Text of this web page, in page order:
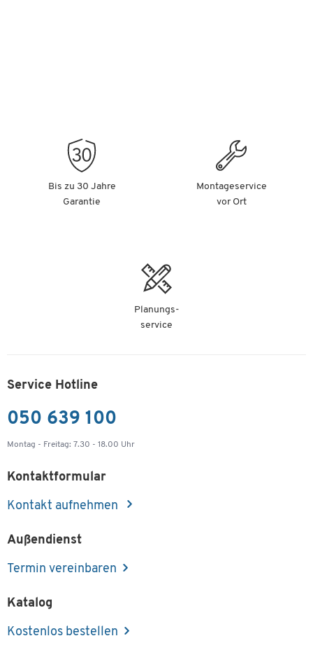
Bis zu 30 Jahre
Garantie
Montageservice
vor Ort
Planungs-
service
Service Hotline
050 639 100
Montag - Freitag: 7.30 - 18.00 Uhr
Kontaktformular
Kontakt aufnehmen
Außendienst
Termin vereinbaren
Katalog
Kostenlos bestellen